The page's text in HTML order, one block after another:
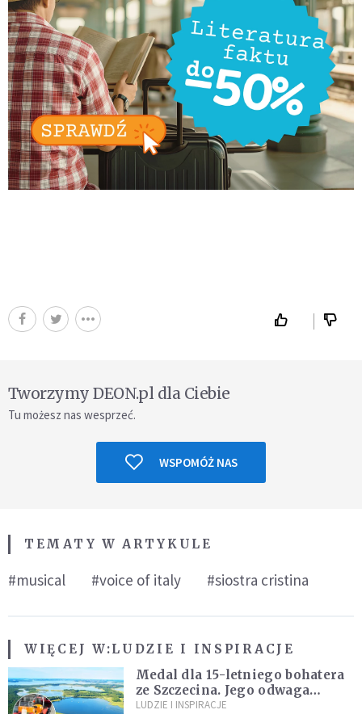
Tworzymy DEON.pl dla Ciebie
Tu możesz nas wesprzeć.
WSPOMÓŻ NAS
TEMATY W ARTYKULE
#musical #voice of italy #siostra cristina
WIĘCEJ W:LUDZIE I INSPIRACJE
Medal dla 15-letniego bohatera
ze Szczecina. Jego odwaga
ocaliła ludzkie życie
LUDZIE I INSPIRACJE